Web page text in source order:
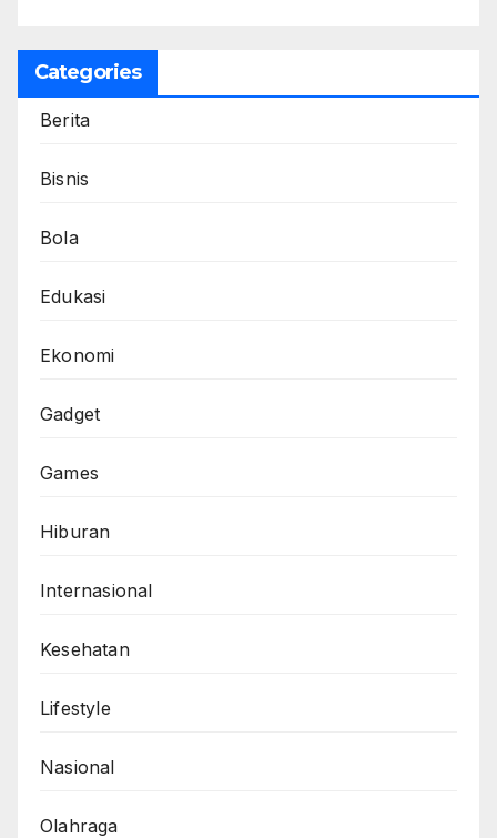
Categories
Berita
Bisnis
Bola
Edukasi
Ekonomi
Gadget
Games
Hiburan
Internasional
Kesehatan
Lifestyle
Nasional
Olahraga